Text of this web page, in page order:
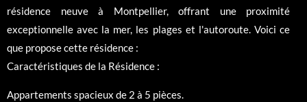
résidence neuve à Montpellier, offrant une proximité
exceptionnelle avec la mer, les plages et l'autoroute. Voici ce
que propose cette résidence :
Caractéristiques de la Résidence :
Appartements spacieux de 2 à 5 pièces.